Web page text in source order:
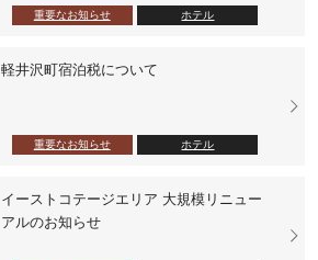
重要なお知らせ ホテル
軽井沢町宿泊税について
重要なお知らせ ホテル
イーストコテージエリア 大規模リニュー
アルのお知らせ